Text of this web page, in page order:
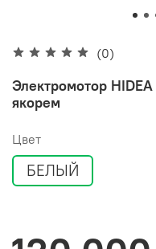
(0)
Электромотор
якорем
Цвет
БЕЛЫЙ